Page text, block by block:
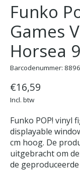
Funko
Games
Horsea
Barcodenummer:
€16,59
Incl. btw
Funko POP! vinyl
displayable
cm hoog. De
uitgebracht om
de